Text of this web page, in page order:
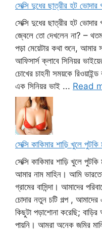
সেক্সি দুধের ছাত্রীর হট ভোদার
সেক্সি দুধের ছাত্রীর হট ভোদার
জ্বেলে তো দেখলেন না? –
পড়া মেয়েটার কথা শুনে, আমার
আফিসার্স ক্লাবে সিনিয়র
চোখের চাহনী সময়কে
এক সিনিয়র ভাই ... Read
সেক্সি কাকিমার শাড়ি খুলে পুটকি
সেক্সি কাকিমার শাড়ি খুলে
আমার নাম মাহিন। আমি
গ্রামের বাসিন্দা। আমাদের
চোদার নতুন চটি গল্প ,
কিছুটা পড়াশোনা করেছি;
পায়নি। আমরা অনেক জমির